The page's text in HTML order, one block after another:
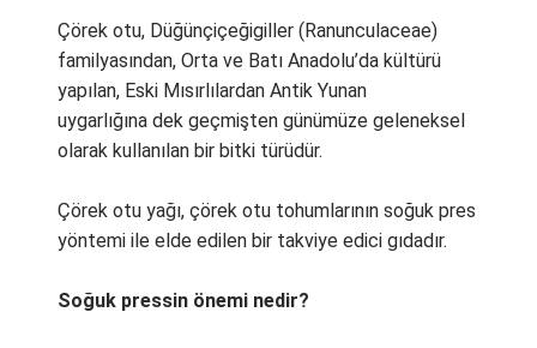
Çörek otu, Düğünçiçeğigiller (Ranunculaceae)
familyasından, Orta ve Batı Anadolu’da kültürü
yapılan, Eski Mısırlılardan Antik Yunan
uygarlığına dek geçmişten günümüze geleneksel
olarak kullanılan bir bitki türüdür.
Çörek otu yağı, çörek otu tohumlarının soğuk pres
yöntemi ile elde edilen bir takviye edici gıdadır.
Soğuk pressin önemi nedir?